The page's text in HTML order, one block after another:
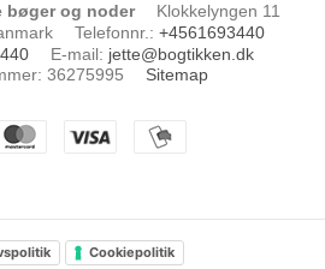
bøger og noder
Klokkelyngen 11
Telefonnr. : +4561693440
E-mail: jette@bogtikken.dk
: 36275995 Sitemap
Cookiepolitik